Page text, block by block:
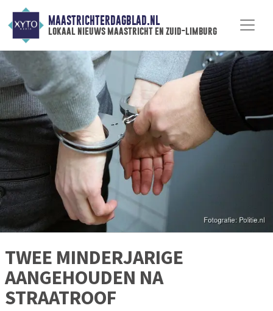
MAASTRICHTERDAGBLAD.NL
lokaal nieuws maastricht en zuid-limburg
TWEE MINDERJARIGE
AANGEHOUDEN NA
STRAATROOF